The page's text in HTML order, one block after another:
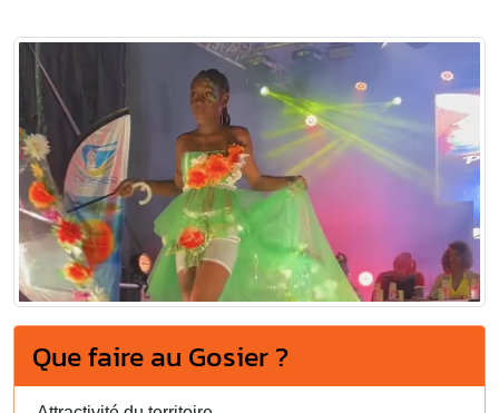
Que faire au Gosier ?